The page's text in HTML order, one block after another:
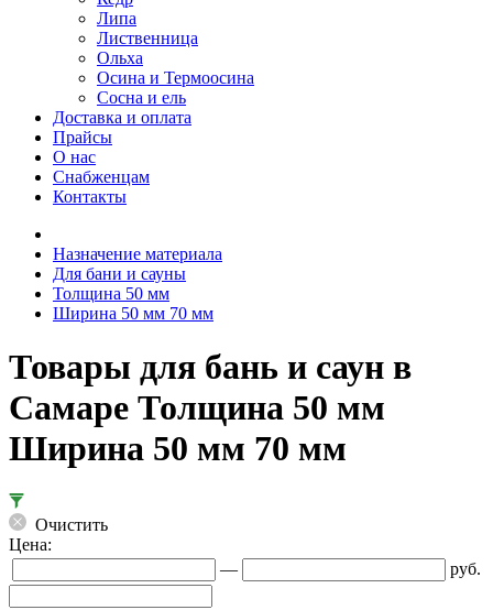
Липа
Лиственница
Ольха
Осина и Термоосина
Сосна и ель
Доставка и оплата
Прайсы
О нас
Снабженцам
Контакты
Назначение материала
Для бани и сауны
Толщина 50 мм
Ширина 50 мм 70 мм
Товары для бань и саун в
Самаре Толщина 50 мм
Ширина 50 мм 70 мм
Очистить
Цена:
—
руб.